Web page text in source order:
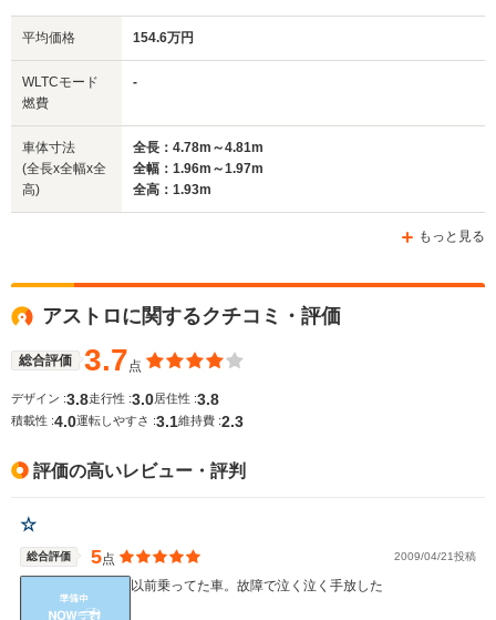
サイズ
(全長x全幅x全高)
WLTCモード
燃費
平均価格 154.6万円
WLTCモード
燃費
-
車体寸法
(全長x全幅x全
高)
全長：4.78m～4.81m
全幅：1.96m～1.97m
全高：1.93m
もっと見る
アストロに関するクチコミ・評価
総合評価 3.7点
デザイン :3.8走行性 :3.0居住性 :3.8
積載性 :4.0運転しやすさ :3.1維持費 :2.3
評価の高いレビュー・評判
☆
総合評価 5点 2009/04/21投稿
以前乗ってた車。故障で泣く泣く手放した